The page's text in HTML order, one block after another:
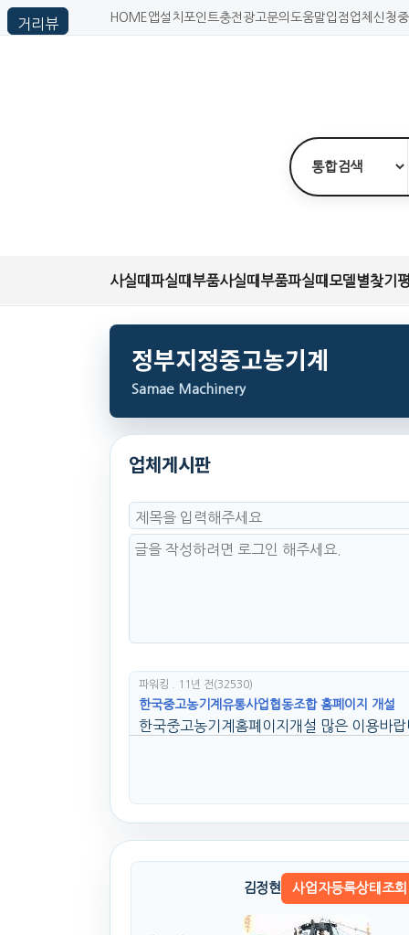
HOME 앱설치 포인트충전 광고문의 도움말입점업체신청
사실때파실때 부품사실때 부품파실때 모델별찾기
정부지정중고농기계
Samae Machinery
업체게시판
파워킹 . 11년 전(32530)
한국중고농기계유통사업협동조합 홈폐이지 개설
한국중고농기계홈폐이지개설 많은 이용바
김정현 사업자등록상태조회